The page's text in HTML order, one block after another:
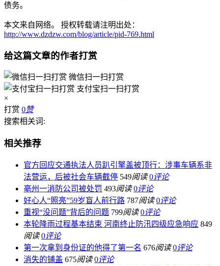
债务。
本文来自网络。 授权转载请注明出处：
http://www.dzdzw.com/blog/article/pid-769.html
给这篇文章的作者打赏
微信扫一扫打赏
支付宝扫一扫打赏
×
打赏 0赞
搜索相关词:
相关推荐
官方回应交通执法人员趴引擎盖被顶行：涉事车辆系非
法营运，后被社会车辆截停 549阅读 0评论
亳州一消防公司被处罚 493阅读 0评论
好心人“照亮”59岁盲人前行路 787阅读 0评论
重视“没问题”背后的问题 799阅读 0评论
本轮降雨过程基本结束 河南终止防汛四级应急响应 849
阅读 0评论
第一次拿到身份证的他得了第一名 676阅读 0评论
消失的铺盖 675阅读 0评论